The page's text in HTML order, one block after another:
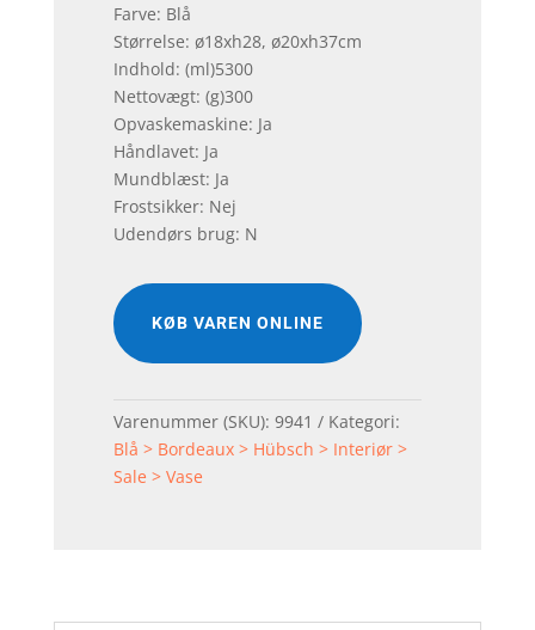
Farve: Blå
Størrelse: ø18xh28, ø20xh37cm
Indhold: (ml)5300
Nettovægt: (g)300
Opvaskemaskine: Ja
Håndlavet: Ja
Mundblæst: Ja
Frostsikker: Nej
Udendørs brug: N
KØB VAREN ONLINE
Varenummer (SKU): 9941
Kategori:
Blå > Bordeaux > Hübsch > Interiør >
Sale > Vase